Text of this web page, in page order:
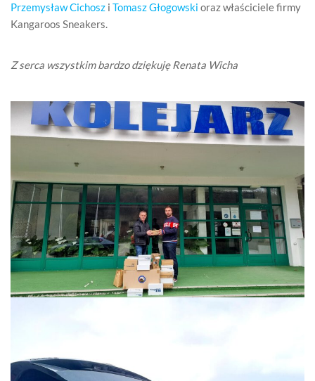
Przemysław Cichosz i Tomasz Głogowski oraz właściciele firmy
Kangaroos Sneakers.
Z serca wszystkim bardzo dziękuję Renata Wicha